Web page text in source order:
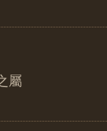
屬